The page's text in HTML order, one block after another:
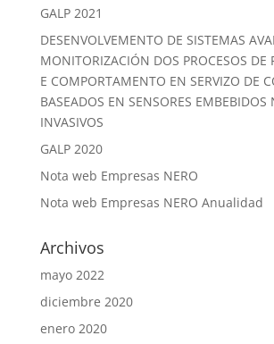
GALP 2021
DESENVOLVEMENTO DE SISTEMAS
MONITORIZACIÓN DOS PROCESOS DE
E COMPORTAMENTO EN SERVIZO DE
BASEADOS EN SENSORES EMBEBIDOS
INVASIVOS
GALP 2020
Nota web Empresas NERO
Nota web Empresas NERO Anualidad
Archivos
mayo 2022
diciembre 2020
enero 2020